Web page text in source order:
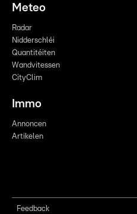
Meteo
Radar
Nidderschléi
Quantitéiten
Wandvitessen
CityClim
Immo
Annoncen
Artikelen
Feedback